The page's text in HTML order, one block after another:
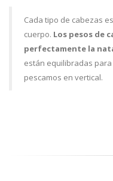
Cada tipo de cabezas
cuerpo. Los pesos de
perfectamente la
están equilibradas
pescamos en vertical.